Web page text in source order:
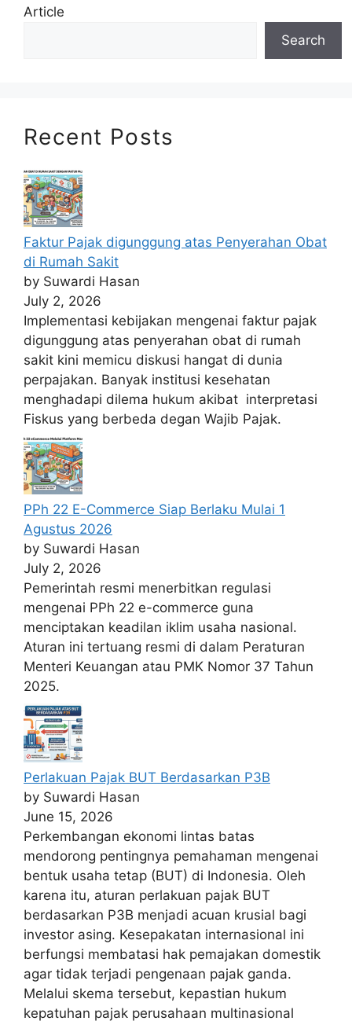
Article
Search
Recent Posts
Faktur Pajak digunggung atas Penyerahan Obat
di Rumah Sakit
by Suwardi Hasan
July 2, 2026
Implementasi kebijakan mengenai faktur pajak
digunggung atas penyerahan obat di rumah
sakit kini memicu diskusi hangat di dunia
perpajakan. Banyak institusi kesehatan
menghadapi dilema hukum akibat interpretasi
Fiskus yang berbeda degan Wajib Pajak.
PPh 22 E-Commerce Siap Berlaku Mulai 1
Agustus 2026
by Suwardi Hasan
July 2, 2026
Pemerintah resmi menerbitkan regulasi
mengenai PPh 22 e-commerce guna
menciptakan keadilan iklim usaha nasional.
Aturan ini tertuang resmi di dalam Peraturan
Menteri Keuangan atau PMK Nomor 37 Tahun
2025.
Perlakuan Pajak BUT Berdasarkan P3B
by Suwardi Hasan
June 15, 2026
Perkembangan ekonomi lintas batas
mendorong pentingnya pemahaman mengenai
bentuk usaha tetap (BUT) di Indonesia. Oleh
karena itu, aturan perlakuan pajak BUT
berdasarkan P3B menjadi acuan krusial bagi
investor asing. Kesepakatan internasional ini
berfungsi membatasi hak pemajakan domestik
agar tidak terjadi pengenaan pajak ganda.
Melalui skema tersebut, kepastian hukum
kepatuhan pajak perusahaan multinasional